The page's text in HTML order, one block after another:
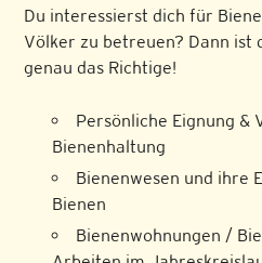
Du interessierst dich für
Völker zu betreuen? Dann ist
genau das Richtige!
Persönliche Eignung &
Bienenhaltung
Bienenwesen und ihre
Bienen
Bienenwohnungen /